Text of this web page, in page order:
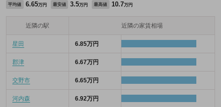
平均値 6.65万円 最安値 3.5万円 最高値 10.7万円
近隣の駅 近隣の家賃相場
星田 6.85万円
郡津 6.67万円
交野市 6.65万円
河内森 6.92万円